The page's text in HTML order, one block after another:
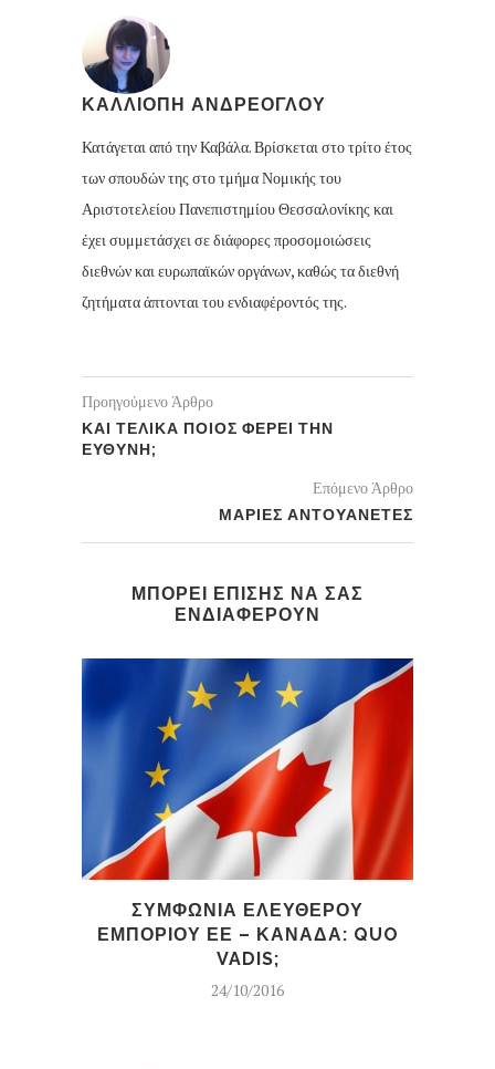
ΚΑΛΛΙΟΠΗ ΑΝΔΡΕΟΓΛΟΥ
Κατάγεται από την Καβάλα. Βρίσκεται στο τρίτο έτος
των σπουδών της στο τμήμα Νομικής του
Αριστοτελείου Πανεπιστημίου Θεσσαλονίκης και
έχει συμμετάσχει σε διάφορες προσομοιώσεις
διεθνών και ευρωπαϊκών οργάνων, καθώς τα διεθνή
ζητήματα άπτονται του ενδιαφέροντός της.
Προηγούμενο Άρθρο
ΚΑΙ ΤΕΛΙΚΑ ΠΟΙΟΣ ΦΕΡΕΙ ΤΗΝ
ΕΥΘΥΝΗ;
Επόμενο Άρθρο
ΜΑΡΙΕΣ ΑΝΤΟΥΑΝΕΤΕΣ
ΜΠΟΡΕΙ ΕΠΙΣΗΣ ΝΑ ΣΑΣ
ΕΝΔΙΑΦΕΡΟΥΝ
ΣΥΜΦΩΝΙΑ ΕΛΕΥΘΕΡΟΥ
ΕΜΠΟΡΙΟΥ ΕΕ – ΚΑΝΑΔΑ: QUO
VADIS;
24/10/2016